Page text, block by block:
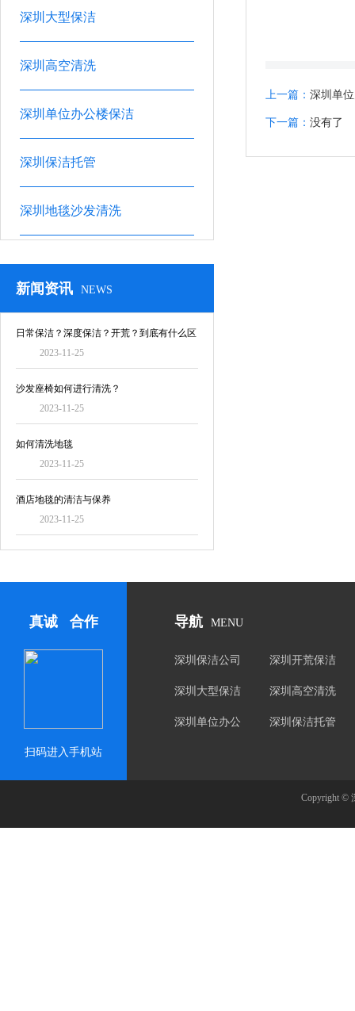
深圳大型保洁
深圳高空清洗
深圳单位办公楼保洁
深圳保洁托管
深圳地毯沙发清洗
新闻资讯 NEWS
日常保洁？深度保洁？开荒？到底有什么区
2023-11-25
沙发座椅如何进行清洗？
2023-11-25
如何清洗地毯
2023-11-25
酒店地毯的清洁与保养
2023-11-25
上一篇： 深圳单
下一篇： 没有了
真诚 合作
扫码进入手机站
导航 MENU
深圳保洁公司 深圳开荒保洁
深圳大型保洁 深圳高空清洗
深圳单位办公
深圳保洁托管
Copyright ©